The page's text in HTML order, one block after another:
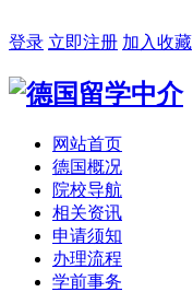
登录 立即注册 加入收藏
网站首页
德国概况
院校导航
相关资讯
申请须知
办理流程
学前事务